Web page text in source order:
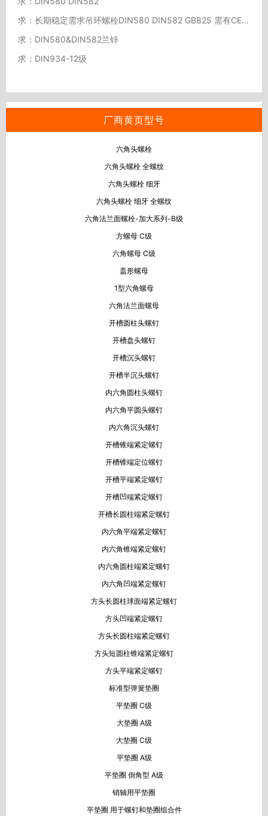
求：长期稳定需求吊环螺栓DIN580 DIN582 GB825 需有CE认证【上海】
求：DIN580&DIN582兰锌
求：DIN934-12级
厂商黄页型号
六角头螺栓
六角头螺栓 全螺纹
六角头螺栓 细牙
六角头螺栓 细牙 全螺纹
六角法兰面螺栓-加大系列-B级
方螺母 C级
六角螺母 C级
盖形螺母
1型六角螺母
六角法兰面螺母
开槽圆柱头螺钉
开槽盘头螺钉
开槽沉头螺钉
开槽半沉头螺钉
内六角圆柱头螺钉
内六角平圆头螺钉
内六角沉头螺钉
开槽锥端紧定螺钉
开槽锥端定位螺钉
开槽平端紧定螺钉
开槽凹端紧定螺钉
开槽长圆柱端紧定螺钉
内六角平端紧定螺钉
内六角锥端紧定螺钉
内六角圆柱端紧定螺钉
内六角凹端紧定螺钉
方头长圆柱球面端紧定螺钉
方头凹端紧定螺钉
方头长圆柱端紧定螺钉
方头短圆柱锥端紧定螺钉
方头平端紧定螺钉
标准型弹簧垫圈
平垫圈 C级
大垫圈 A级
大垫圈 C级
平垫圈 A级
平垫圈 倒角型 A级
销轴用平垫圈
平垫圈 用于螺钉和垫圈组合件